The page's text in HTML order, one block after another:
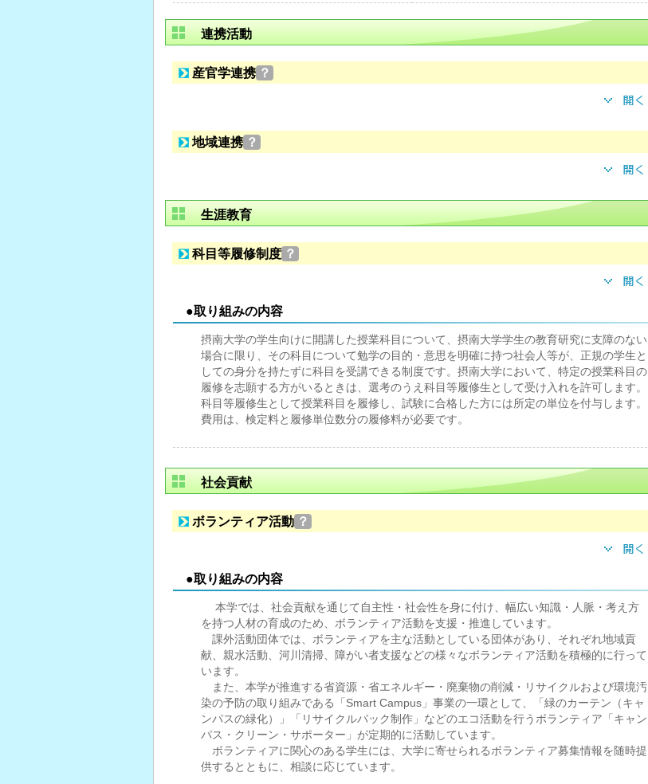
連携活動
産官学連携 ？
地域連携 ？
生涯教育
科目等履修制度 ？
●取り組みの内容
摂南大学の学生向けに開講した授業科目について、摂南大学学生の教育研究に支障のない
場合に限り、その科目について勉学の目的・意思を明確に持つ社会人等が、正規の学生と
しての身分を持たずに科目を受講できる制度です。摂南大学において、特定の授業科目の
履修を志願する方がいるときは、選考のうえ科目等履修生として受け入れを許可します。
科目等履修生として授業科目を履修し、試験に合格した方には所定の単位を付与します。
費用は、検定料と履修単位数分の履修料が必要です。
社会貢献
ボランティア活動 ？
●取り組みの内容
本学では、社会貢献を通じて自主性・社会性を身に付け、幅広い知識・人脈・考え方
を持つ人材の育成のため、ボランティア活動を支援・推進しています。
課外活動団体では、ボランティアを主な活動としている団体があり、それぞれ地域貢
献、親水活動、河川清掃、障がい者支援などの様々なボランティア活動を積極的に行って
います。
また、本学が推進する省資源・省エネルギー・廃棄物の削減・リサイクルおよび環境汚
染の予防の取り組みである「Smart Campus」事業の一環として、「緑のカーテン（キャ
ンパスの緑化）」「リサイクルバック制作」などのエコ活動を行うボランティア「キャン
パス・クリーン・サポーター」が定期的に活動しています。
ボランティアに関心のある学生には、大学に寄せられるボランティア募集情報を随時提
供するとともに、相談に応じています。